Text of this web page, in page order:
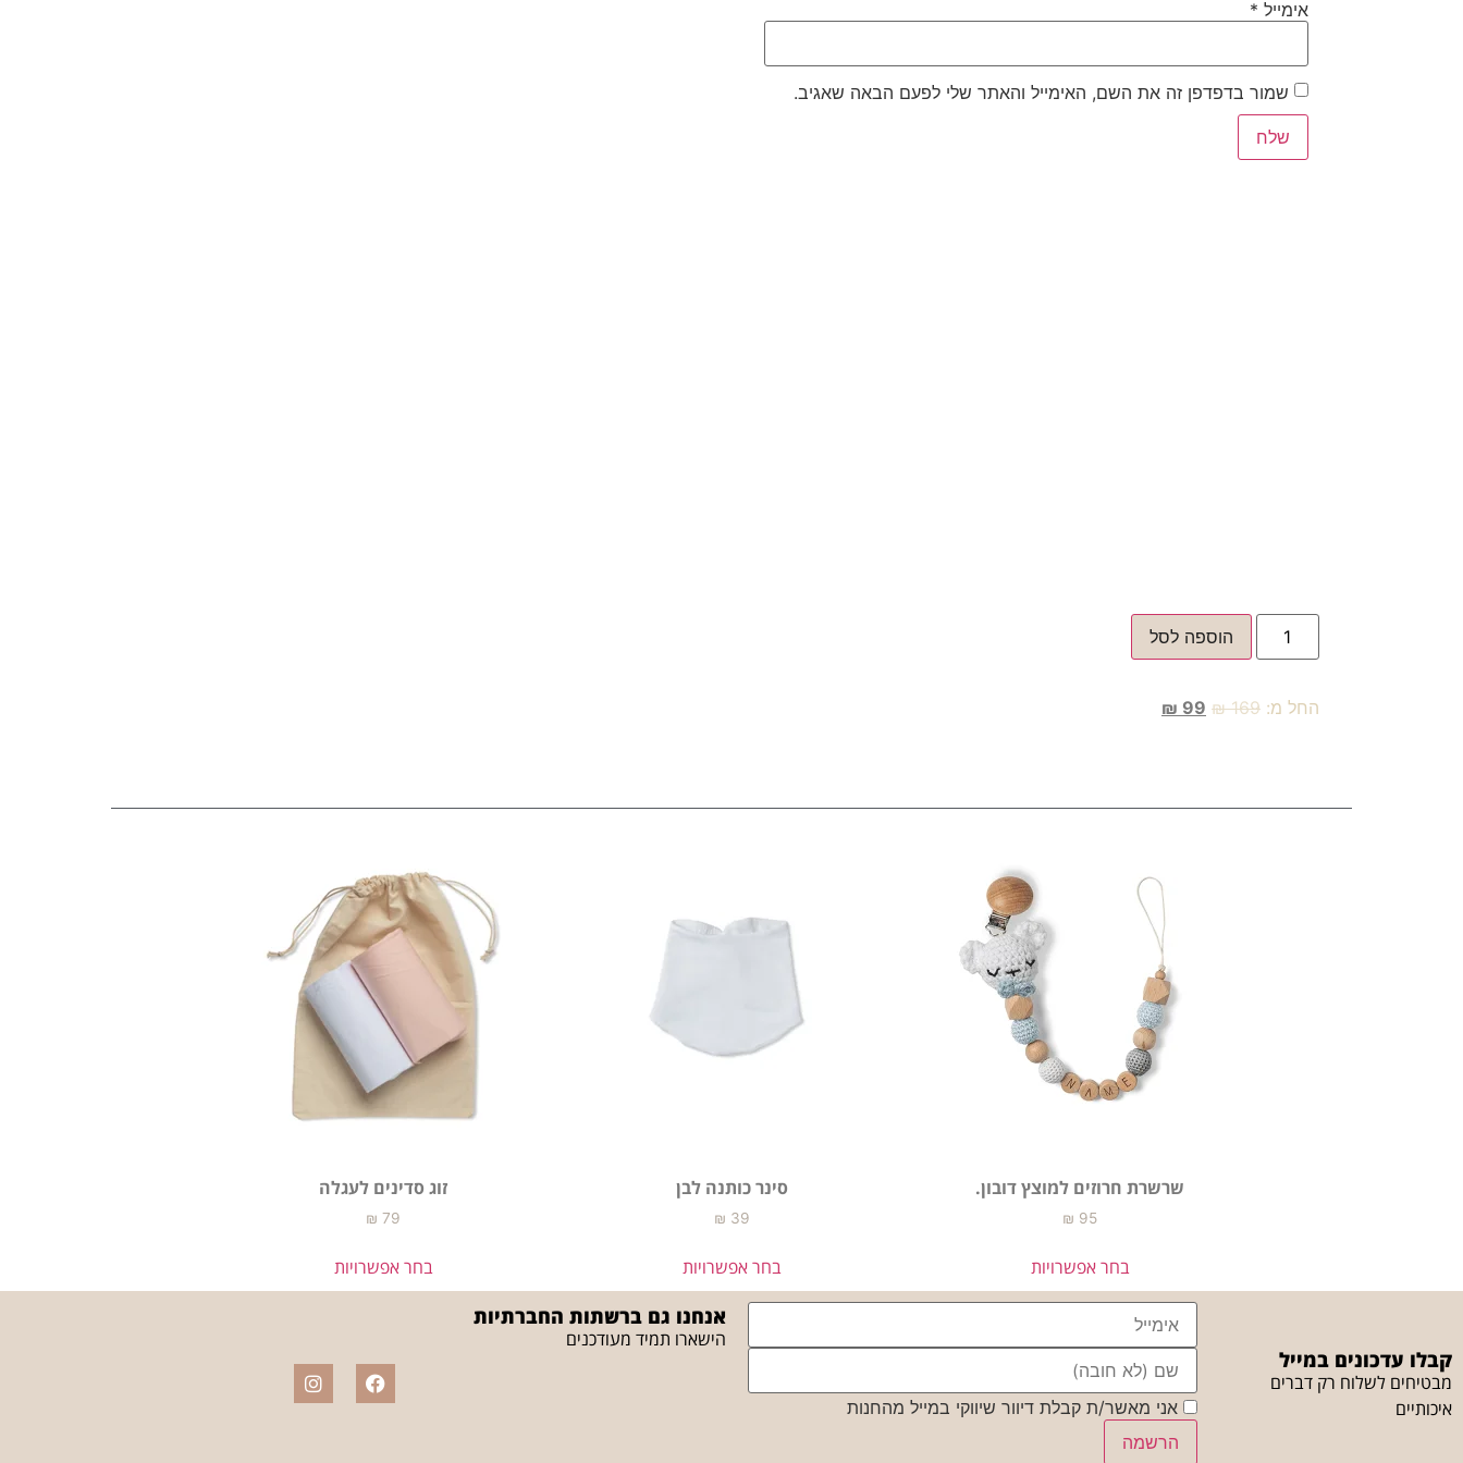
אימייל *
שמור בדפדפן זה את השם, האימייל והאתר שלי לפעם הבאה שאגיב.
הוספה לסל
החל מ: ₪169
₪ 99
שרשרת חרוזים למוצץ דובון.
₪ 95
בחר אפשרויות
סינר כותנה לבן
₪ 39
בחר אפשרויות
זוג סדינים לעגלה
₪ 79
בחר אפשרויות
קבלו עדכונים במייל
מבטיחים לשלוח רק דברים
איכותיים
אני מאשר/ת קבלת דיוור שיווקי במייל מהחנות
הרשמה
אנחנו גם ברשתות החברתיות
הישארו תמיד מעודכנים